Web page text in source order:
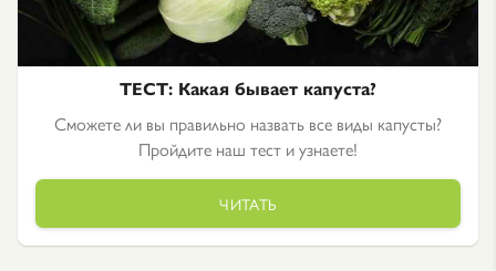
ТЕСТ: Какая бывает капуста?
Сможете ли вы правильно назвать все виды капусты?
Пройдите наш тест и узнаете!
ЧИТАТЬ